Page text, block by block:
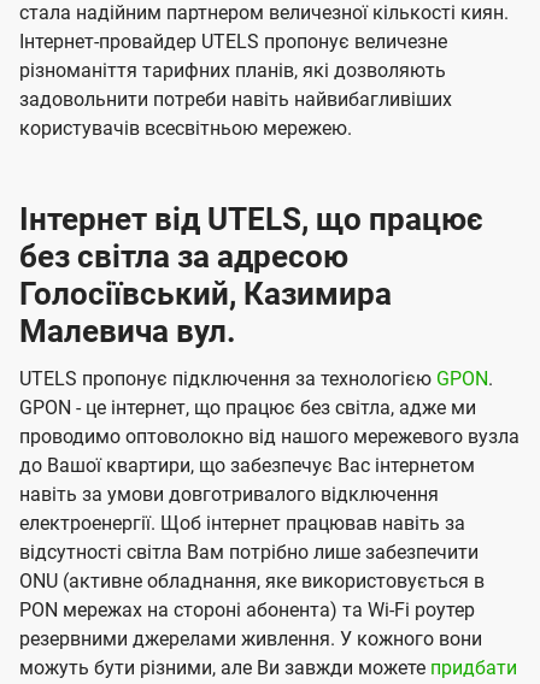
стала надійним партнером величезної кількості киян.
Інтернет-провайдер UTELS пропонує величезне
різноманіття тарифних планів, які дозволяють
задовольнити потреби навіть найвибагливіших
користувачів всесвітньою мережею.
Інтернет від UTELS, що працює
без світла за адресою
Голосіївський, Казимира
Малевича вул.
UTELS пропонує підключення за технологією GPON.
GPON - це інтернет, що працює без світла, адже ми
проводимо оптоволокно від нашого мережевого вузла
до Вашої квартири, що забезпечує Вас інтернетом
навіть за умови довготривалого відключення
електроенергії. Щоб інтернет працював навіть за
відсутності світла Вам потрібно лише забезпечити
ONU (активне обладнання, яке використовується в
PON мережах на стороні абонента) та Wi-Fi роутер
резервними джерелами живлення. У кожного вони
можуть бути різними, але Ви завжди можете придбати